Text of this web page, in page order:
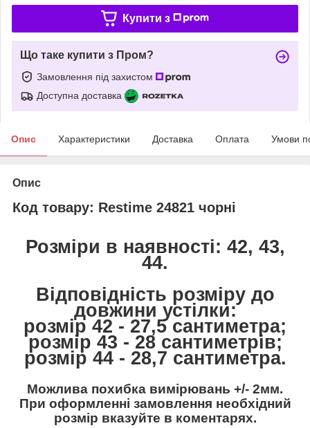
Купити з
Що таке купити з Пром?
Замовлення під захистом
Доступна доставка
Опис Характеристики Доставка Оплата Умови
Опис
Код товару: Restime 24821 чорні
Розміри в наявності: 42, 43,
44.
Відповідність розміру до
довжини устілки:
розмір 42 - 27,5 сантиметра;
розмір 43 - 28 сантиметрів;
розмір 44 - 28,7 сантиметра.
Можлива похибка вимірювань +/- 2мм.
При оформленні замовлення необхідний
розмір вказуйте в коментарях.